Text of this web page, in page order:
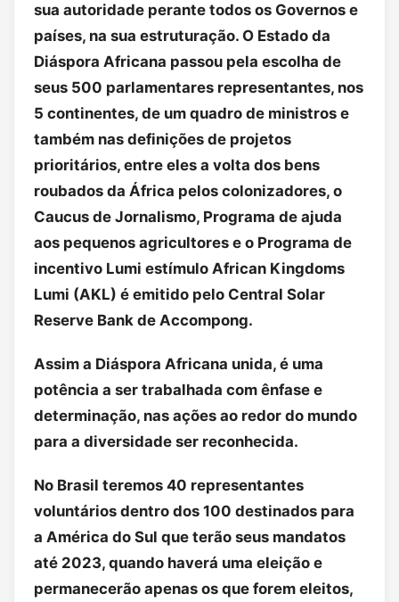
sua autoridade perante todos os Governos e
países, na sua estruturação. O Estado da
Diáspora Africana passou pela escolha de
seus 500 parlamentares representantes, nos
5 continentes, de um quadro de ministros e
também nas definições de projetos
prioritários, entre eles a volta dos bens
roubados da África pelos colonizadores, o
Caucus de Jornalismo, Programa de ajuda
aos pequenos agricultores e o Programa de
incentivo Lumi estímulo African Kingdoms
Lumi (AKL) é emitido pelo Central Solar
Reserve Bank de Accompong.
Assim a Diáspora Africana unida, é uma
potência a ser trabalhada com ênfase e
determinação, nas ações ao redor do mundo
para a diversidade ser reconhecida.
No Brasil teremos 40 representantes
voluntários dentro dos 100 destinados para
a América do Sul que terão seus mandatos
até 2023, quando haverá uma eleição e
permanecerão apenas os que forem eleitos,